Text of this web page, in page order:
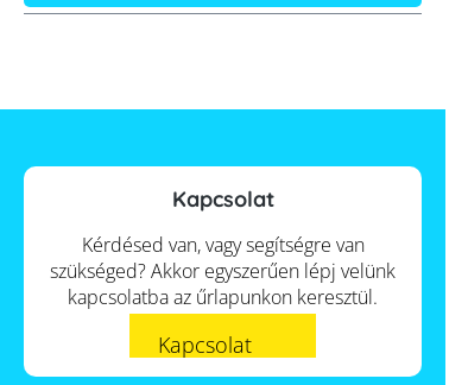
Kapcsolat
Kérdésed van, vagy segítségre van
szükséged? Akkor egyszerűen lépj velünk
kapcsolatba az űrlapunkon keresztül.
Kapcsolat